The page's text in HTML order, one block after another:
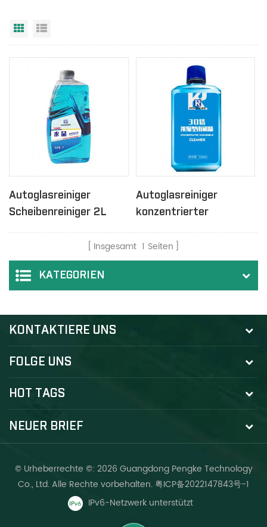
Rasteransicht
Autoglasreiniger
Scheibenreiniger 2L
Autoglasreiniger
konzentrierter
Insgesamt 1 Seiten
KATEGORIEN
KONTAKTIERE UNS
FOLGE UNS
HOT TAGS
NEUER BRIEF
© Urheberrechte ©: 2026 Guangdong Pengke Technology
Co., Ltd. Alle Rechte vorbehalten.粤ICP备2022147843号-1
IPv6-Netzwerk unterstützt